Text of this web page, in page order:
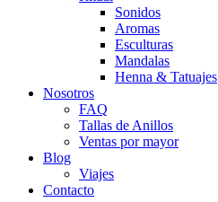
Sonidos
Aromas
Esculturas
Mandalas
Henna & Tatuajes
Nosotros
FAQ
Tallas de Anillos
Ventas por mayor
Blog
Viajes
Contacto